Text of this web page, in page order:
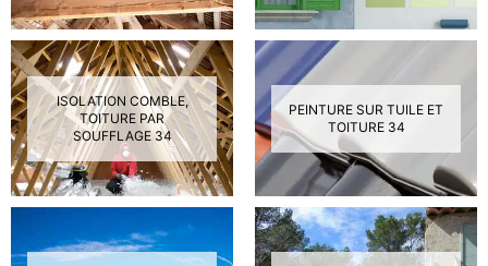
ISOLATION COMBLE,
TOITURE PAR
SOUFFLAGE 34
PEINTURE SUR TUILE ET
TOITURE 34